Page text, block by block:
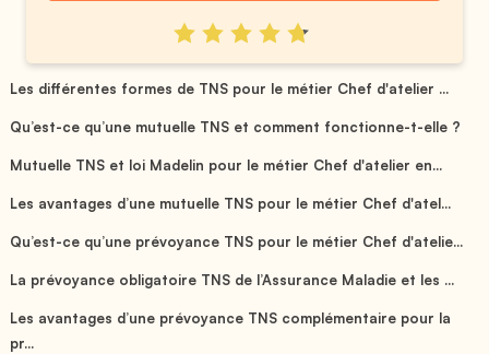
Les différentes formes de TNS pour le métier Chef d'atelier ...
Qu’est-ce qu’une mutuelle TNS et comment fonctionne-t-elle ?
Mutuelle TNS et loi Madelin pour le métier Chef d'atelier en...
Les avantages d’une mutuelle TNS pour le métier Chef d'atel...
Qu’est-ce qu’une prévoyance TNS pour le métier Chef d'atelie...
La prévoyance obligatoire TNS de l’Assurance Maladie et les ...
Les avantages d’une prévoyance TNS complémentaire pour la
pr...